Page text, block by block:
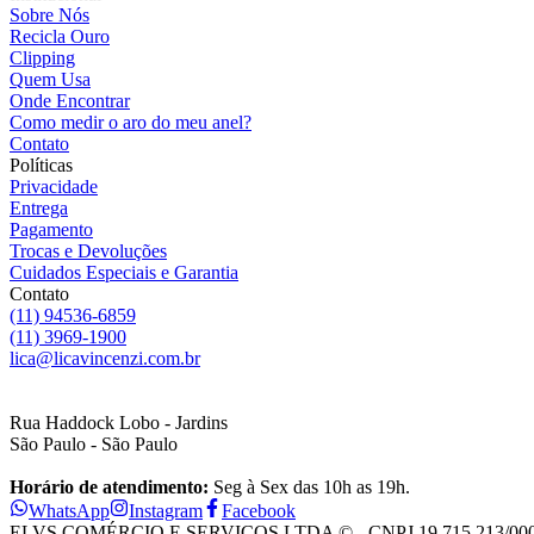
Sobre Nós
Recicla Ouro
Clipping
Quem Usa
Onde Encontrar
Como medir o aro do meu anel?
Contato
Políticas
Privacidade
Entrega
Pagamento
Trocas e Devoluções
Cuidados Especiais e Garantia
Contato
(11) 94536-6859
(11) 3969-1900
lica@licavincenzi.com.br
Rua Haddock Lobo - Jardins
São Paulo - São Paulo
Horário de atendimento: Seg à Sex das 10h as 19h.
WhatsApp
Instagram
Facebook